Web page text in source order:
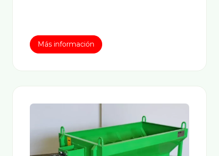
Más información